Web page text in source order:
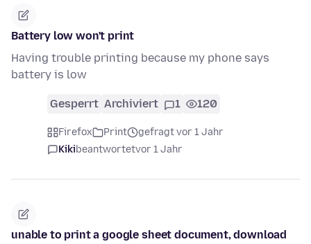
Battery low won't print
Having trouble printing because my phone says
battery is low
Gesperrt Archiviert 1 120
Firefox Print
gefragt vor 1 Jahr
Kikibeantwortetvor 1 Jahr
unable to print a google sheet document, download